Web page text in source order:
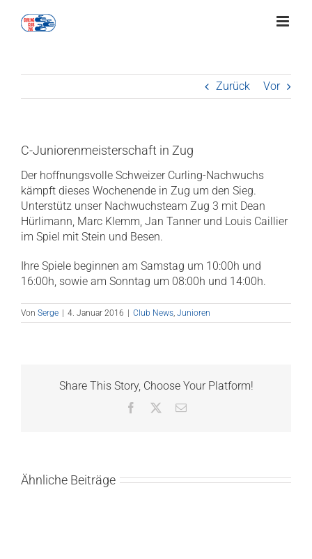
Inhalt
Zurück Vor
C-Juniorenmeisterschaft in Zug
Der hoffnungsvolle Schweizer Curling-Nachwuchs
kämpft dieses Wochenende in Zug um den Sieg.
Unterstütz unser Nachwuchsteam Zug 3 mit Dean
Hürlimann, Marc Klemm, Jan Tanner und Louis Caillier
im Spiel mit Stein und Besen.
Ihre Spiele beginnen am Samstag um 10:00h und
16:00h, sowie am Sonntag um 08:00h und 14:00h.
Von Serge 4. Januar 2016 Club News, Junioren
Share This Story, Choose Your Platform!
Facebook
E-
Ähnliche Beiträge